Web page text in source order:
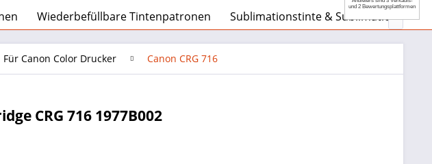
Wiederbefüllbare Tintenpatronen Sublimationstinte & 
Für Canon Color Drucker Canon CRG 716
CRG 716 1977B002